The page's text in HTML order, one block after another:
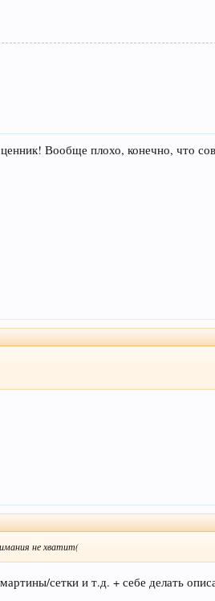
Вообще плохо, конечно, что
не хватит(
сетки и т.д. + себе делать